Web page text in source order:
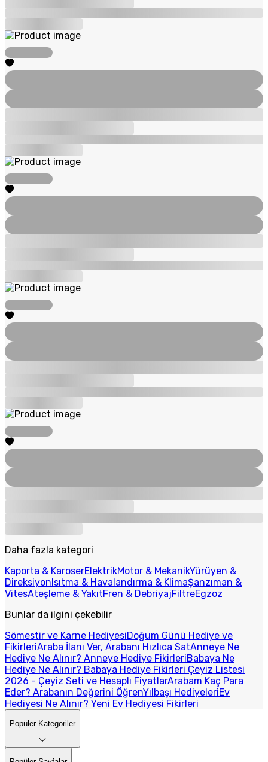
Daha fazla kategori
Kaporta & KaroserElektrikMotor & MekanikYürüyen &
DireksiyonIsıtma & Havalandırma & KlimaŞanzıman &
VitesAteşleme & YakıtFren & DebriyajFiltreEgzoz
Bunlar da ilgini çekebilir
Sömestir ve Karne HediyesiDoğum Günü Hediye ve
FikirleriAraba İlanı Ver, Arabanı Hızlıca SatAnneye Ne
Hediye Ne Alınır? Anneye Hediye FikirleriBabaya Ne
Hediye Ne Alınır? Babaya Hediye Fikirleri Çeyiz Listesi
2026 - Çeyiz Seti ve Hesaplı FiyatlarArabam Kaç Para
Eder? Arabanın Değerini ÖğrenYılbaşı HediyeleriEv
Hediyesi Ne Alınır? Yeni Ev Hediyesi Fikirleri
Popüler Kategoriler